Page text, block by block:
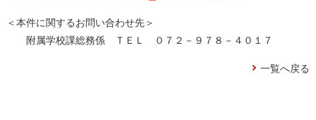
＜本件に関するお問い合わせ先＞
附属学校課総務係 ＴＥＬ ０７２－９７８－４０１７
一覧へ戻る